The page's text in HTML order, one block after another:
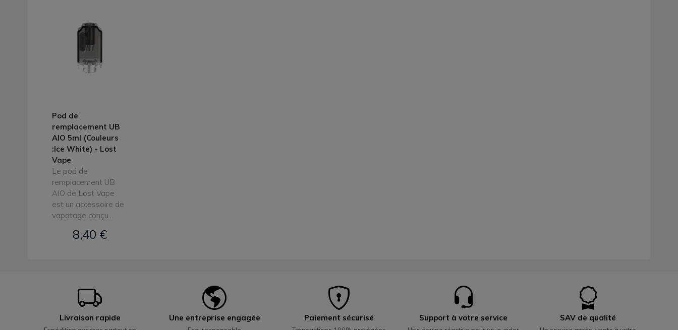
Pod de
remplacement UB
AIO 5ml (Couleurs
:Ice White) - Lost
Vape
Le pod de
remplacement UB
AIO de Lost Vape
est un accessoire de
vapotage conçu...
8,40 €
Livraison rapide Une entreprise engagée Paiement sécurisé Support à votre service SAV de qualité